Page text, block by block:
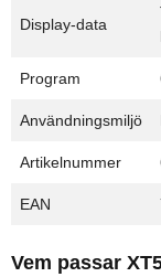
Display-data
Program
Användningsmiljö
Artikelnummer
EAN
Vem passar